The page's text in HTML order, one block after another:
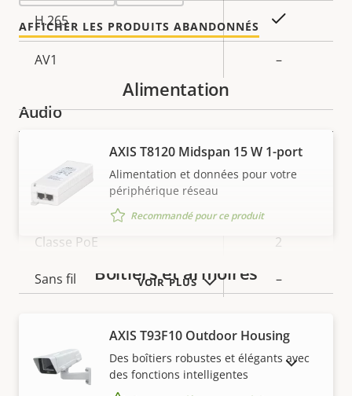
H.265
AV1 –
Audio
de la
propriété
Valeur de
la
propriété
Prise en charge audio Yes
Réseau
Description
propriété
propriété
Classe PoE 2
Sans fil –
Description
Valeur de
SE signé
AFFICHER LES PRODUITS ABANDONNÉS
VOIR PLUS
Alimentation
AXIS T8120 Midspan 15 W 1-port
Alimentation et données pour votre
périphérique réseau
Recommandé pour ce produit
Boîtiers et armoires
AXIS T93F10 Outdoor Housing
Des boîtiers robustes et élégants avec
des fonctions intelligentes
AFFICHER LES PRODUITS ABANDONNÉS